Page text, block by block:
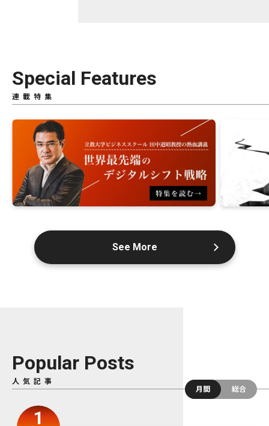
Special Features
連載特集
See More
Popular Posts
人気記事
月間
総合